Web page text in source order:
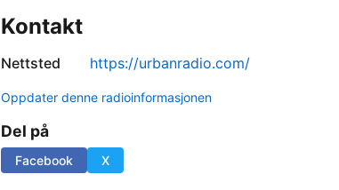
Kontakt
Nettsted https://urbanradio.com/
Oppdater denne radioinformasjonen
Del på
Facebook X